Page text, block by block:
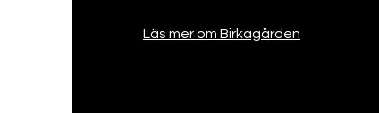
Läs mer om Birkagården